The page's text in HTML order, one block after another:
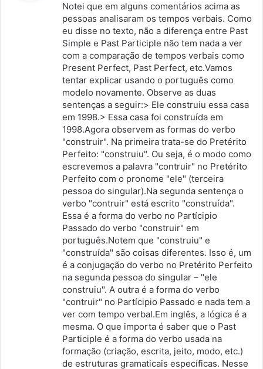
s
e
:
Notei que em alguns comentários acima as
pessoas analisaram os tempos verbais. Como
eu disse no texto, não a diferença entre Past
Simple e Past Participle não tem nada a ver
com a comparação de tempos verbais como
Present Perfect, Past Perfect, etc.Vamos
tentar explicar usando o português como
modelo novamente. Observe as duas
sentenças a seguir:> Ele construiu essa casa
em 1998.> Essa casa foi construída em
1998.Agora observem as formas do verbo
"construir". Na primeira trata-se do Pretérito
Perfeito: "construiu". Ou seja, é o modo como
escrevemos a palavra "contruir" no Pretérito
Perfeito com o pronome "ele" (terceira
pessoa do singular).Na segunda sentença o
verbo "contruir" está escrito "construída".
Essa é a forma do verbo no Partícipio
Passado do verbo "construir" em
português.Notem que "construiu" e
"construída" são coisas diferentes. Isso é, um
é a conjugação do verbo no Pretérito Perfeito
na segunda pessoa do singular – "ele
construiu". A outra é a forma do verbo
"contruir" no Partícipio Passado e nada tem a
ver com tempo verbal.Em inglês, a lógica é a
mesma. O que importa é saber que o Past
Participle é a forma do verbo usada na
formação (criação, escrita, jeito, modo, etc.)
de estruturas gramaticais específicas. Nesse